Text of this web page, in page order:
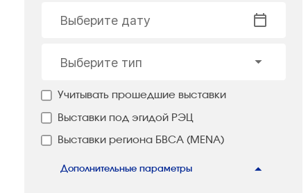
Выберите дату
Выберите тип
Учитывать прошедшие выставки
Выставки под эгидой РЭЦ
Выставки региона БВСА (MENA)
Дополнительные параметры